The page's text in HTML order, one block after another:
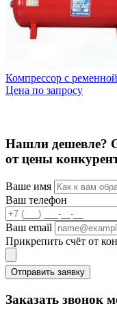
Компрессор с
Цена по запросу
Нашли дешевле?
от цены
Ваше имя
Ваш телефон
Ваш email
Прикрепить счёт от
Отправить заявку
Заказать звонок